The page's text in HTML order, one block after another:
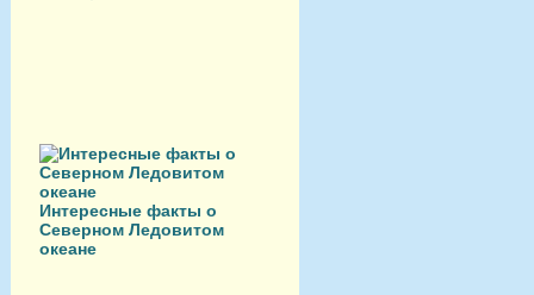
Интересные факты о
Северном Ледовитом
океане